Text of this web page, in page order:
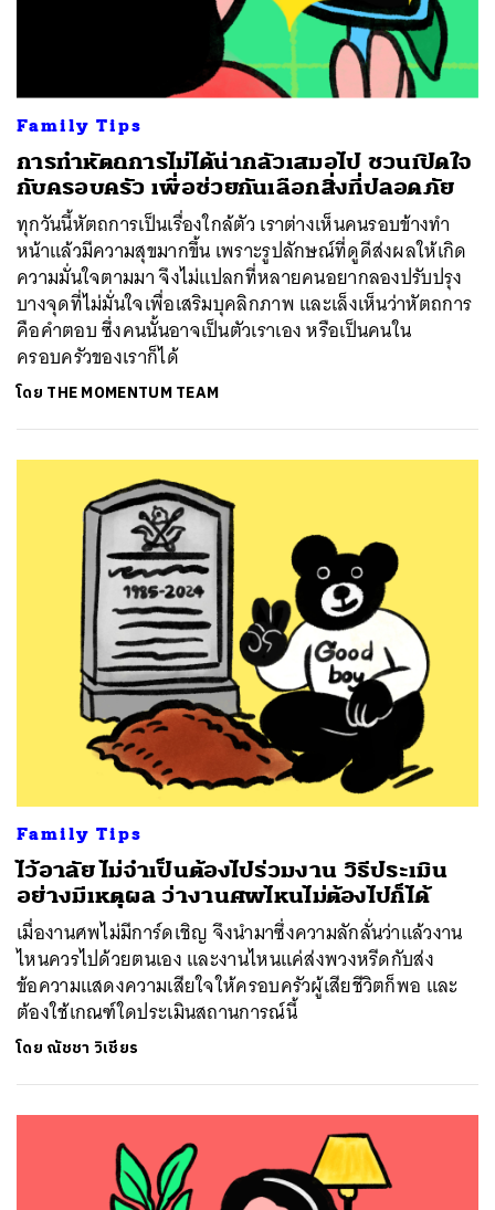
Family Tips
การทำหัตถการไม่ได้น่ากลัวเสมอไป ชวนเปิดใจ
กับครอบครัว เพื่อช่วยกันเลือกสิ่งที่ปลอดภัย
ทุกวันนี้หัตถการเป็นเรื่องใกล้ตัว เราต่างเห็นคนรอบข้างทำ
หน้าแล้วมีความสุขมากขึ้น เพราะรูปลักษณ์ที่ดูดีส่งผลให้เกิด
ความมั่นใจตามมา จึงไม่แปลกที่หลายคนอยากลองปรับปรุง
บางจุดที่ไม่มั่นใจเพื่อเสริมบุคลิกภาพ และเล็งเห็นว่าหัตถการ
คือคำตอบ ซึ่งคนนั้นอาจเป็นตัวเราเอง หรือเป็นคนใน
ครอบครัวของเราก็ได้
โดย THE MOMENTUM TEAM
Family Tips
ไว้อาลัย ไม่จำเป็นต้องไปร่วมงาน วิธีประเมิน
อย่างมีเหตุผล ว่างานศพไหนไม่ต้องไปก็ได้
เมื่องานศพไม่มีการ์ดเชิญ จึงนำมาซึ่งความลักลั่นว่าแล้วงาน
ไหนควรไปด้วยตนเอง และงานไหนแค่ส่งพวงหรีดกับส่ง
ข้อความแสดงความเสียใจให้ครอบครัวผู้เสียชีวิตก็พอ และ
ต้องใช้เกณฑ์ใดประเมินสถานการณ์นี้
โดย ณัชชา วิเชียร